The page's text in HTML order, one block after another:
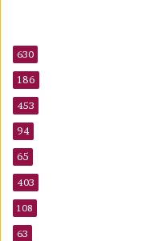
630
186
453
94
65
403
108
63